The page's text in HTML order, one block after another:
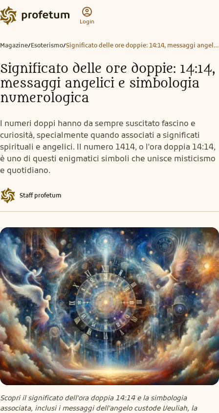
Login
Magazine/Esoterismo/ Significato delle ore doppie: 14:14, messaggi angelici e simbologia numerologica
Significato delle ore doppie: 14:14,
messaggi angelici e simbologia
numerologica
I numeri doppi hanno da sempre suscitato fascino e
curiosità, specialmente quando associati a significati
spirituali e angelici. Il numero 1414, o l'ora doppia 14:14,
è uno di questi enigmatici simboli che unisce misticismo
e quotidiano.
Staff profetum
Scopri il significato dell'ora doppia 14:14 e la simbologia
associata, inclusi i messaggi dell'angelo custode Veuliah, la